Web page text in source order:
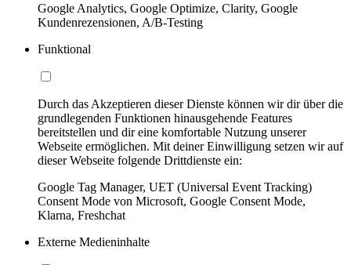
Google Analytics, Google Optimize, Clarity, Google
Kundenrezensionen, A/B-Testing
Funktional
Durch das Akzeptieren dieser Dienste können wir dir über die
grundlegenden Funktionen hinausgehende Features
bereitstellen und dir eine komfortable Nutzung unserer
Webseite ermöglichen. Mit deiner Einwilligung setzen wir auf
dieser Webseite folgende Drittdienste ein:
Google Tag Manager, UET (Universal Event Tracking)
Consent Mode von Microsoft, Google Consent Mode,
Klarna, Freshchat
Externe Medieninhalte